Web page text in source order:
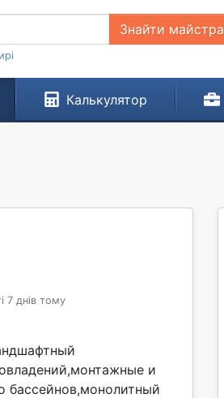
Знайти майстра
Калькулятор
7 днів тому
и
бассейнов,монолитный